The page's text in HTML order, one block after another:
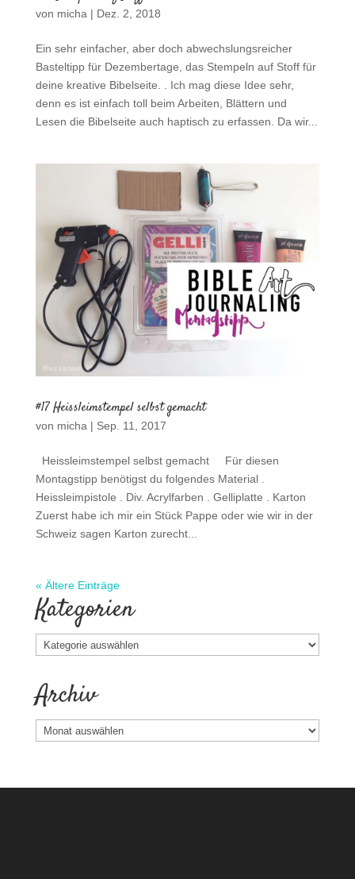
von micha | Dez. 2, 2018
Ein sehr einfacher, aber doch abwechslungsreicher
Basteltipp für Dezembertage, das Stempeln auf Stoff für
deine kreative Bibelseite. . Ich mag diese Idee sehr,
denn es ist einfach toll beim Arbeiten, Blättern und
Lesen die Bibelseite auch haptisch zu erfassen. Da wir...
#17 Heissleimstempel selbst gemacht
von micha| Sep. 11, 2017
Heissleimstempel selbst gemacht Für diesen
Montagstipp benötigst du folgendes Material .
Heissleimpistole . Div. Acrylfarben . Gelliplatte . Karton
Zuerst habe ich mir ein Stück Pappe oder wie wir in der
Schweiz sagen Karton zurecht...
« Ältere Einträge
Kategorien
Kategorien
Archiv
Archiv